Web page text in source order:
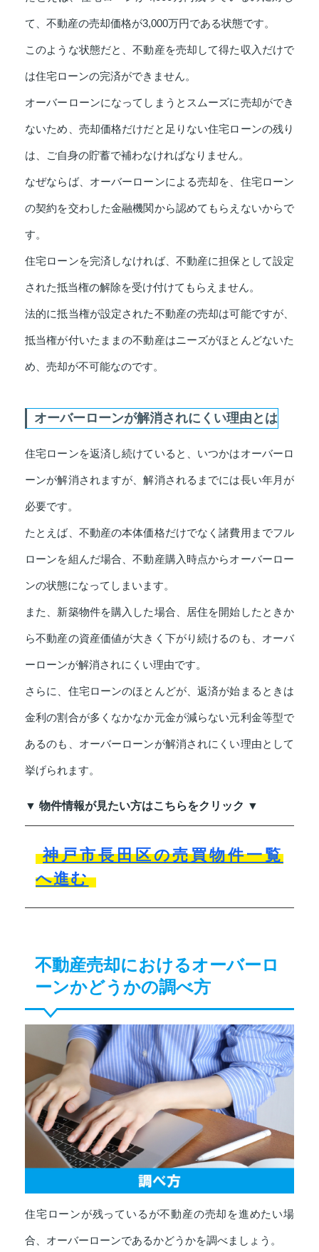
て、不動産の売却価格が3,000万円である状態です。
このような状態だと、不動産を売却して得た収入だけで
は住宅ローンの完済ができません。
オーバーローンになってしまうとスムーズに売却ができ
ないため、売却価格だけだと足りない住宅ローンの残り
は、ご自身の貯蓄で補わなければなりません。
なぜならば、オーバーローンによる売却を、住宅ローン
の契約を交わした金融機関から認めてもらえないからで
す。
住宅ローンを完済しなければ、不動産に担保として設定
された抵当権の解除を受け付けてもらえません。
法的に抵当権が設定された不動産の売却は可能ですが、
抵当権が付いたままの不動産はニーズがほとんどないた
め、売却が不可能なのです。
オーバーローンが解消されにくい理由とは
住宅ローンを返済し続けていると、いつかはオーバーロ
ーンが解消されますが、解消されるまでには長い年月が
必要です。
たとえば、不動産の本体価格だけでなく諸費用までフル
ローンを組んだ場合、不動産購入時点からオーバーロー
ンの状態になってしまいます。
また、新築物件を購入した場合、居住を開始したときか
ら不動産の資産価値が大きく下がり続けるのも、オーバ
ーローンが解消されにくい理由です。
さらに、住宅ローンのほとんどが、返済が始まるときは
金利の割合が多くなかなか元金が減らない元利金等型で
あるのも、オーバーローンが解消されにくい理由として
挙げられます。
▼ 物件情報が見たい方はこちらをクリック ▼
神戸市長田区の売買物件一覧
へ進む
不動産売却におけるオーバーロ
ーンかどうかの調べ方
住宅ローンが残っているが不動産の売却を進めたい場
合、オーバーローンであるかどうかを調べましょう。